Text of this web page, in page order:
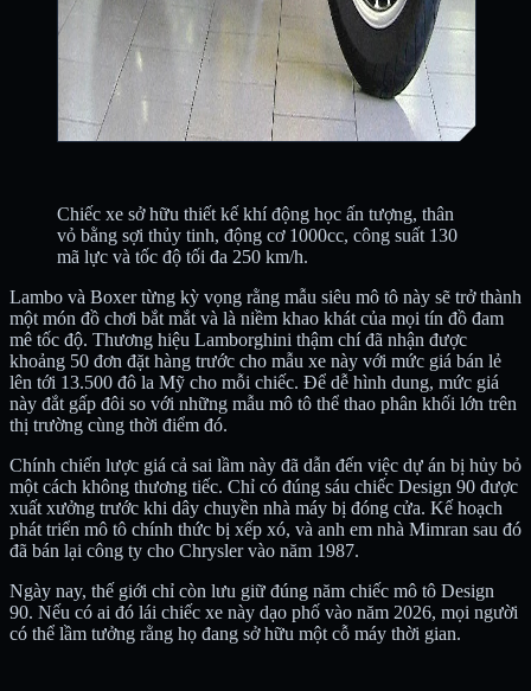
Chiếc xe sở hữu thiết kế khí động học ấn tượng, thân
vỏ bằng sợi thủy tinh, động cơ 1000cc, công suất 130
mã lực và tốc độ tối đa 250 km/h.
Lambo và Boxer từng kỳ vọng rằng mẫu siêu mô tô này sẽ trở thành
một món đồ chơi bắt mắt và là niềm khao khát của mọi tín đồ đam
mê tốc độ. Thương hiệu Lamborghini thậm chí đã nhận được
khoảng 50 đơn đặt hàng trước cho mẫu xe này với mức giá bán lẻ
lên tới 13.500 đô la Mỹ cho mỗi chiếc. Để dễ hình dung, mức giá
này đắt gấp đôi so với những mẫu mô tô thể thao phân khối lớn trên
thị trường cùng thời điểm đó.
Chính chiến lược giá cả sai lầm này đã dẫn đến việc dự án bị hủy bỏ
một cách không thương tiếc. Chỉ có đúng sáu chiếc Design 90 được
xuất xưởng trước khi dây chuyền nhà máy bị đóng cửa. Kế hoạch
phát triển mô tô chính thức bị xếp xó, và anh em nhà Mimran sau đó
đã bán lại công ty cho Chrysler vào năm 1987.
Ngày nay, thế giới chỉ còn lưu giữ đúng năm chiếc mô tô Design
90. Nếu có ai đó lái chiếc xe này dạo phố vào năm 2026, mọi người
có thể lầm tưởng rằng họ đang sở hữu một cỗ máy thời gian.